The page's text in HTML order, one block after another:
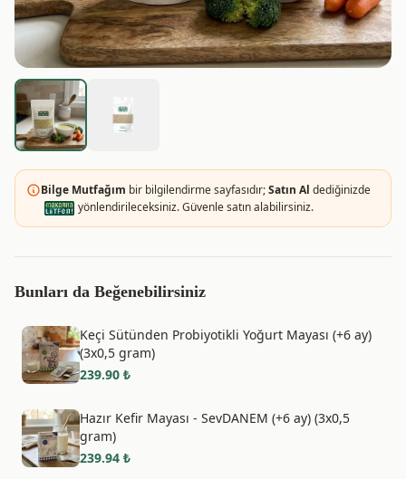
Bilge Mutfağım bir bilgilendirme sayfasıdır;Satın Al dediğinizde
yönlendirileceksiniz. Güvenle satın alabilirsiniz.
Bunları da Beğenebilirsiniz
Keçi Sütünden Probiyotikli Yoğurt Mayası (+6 ay)
(3x0,5 gram)
239.90 ₺
Hazır Kefir Mayası - SevDANEM (+6 ay) (3x0,5
gram)
239.94 ₺